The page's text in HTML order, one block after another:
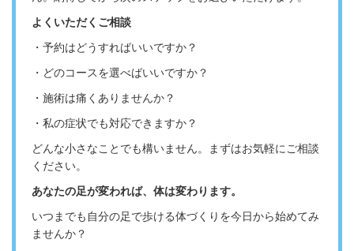
よくいただくご相談
・予約はどうすればいいですか？
・どのコースを選べばいいですか？
・施術は痛くありませんか？
・私の症状でも対応できますか？
どんな小さなことでも構いません。
まずはお気軽にご相談
ください。
あなたの足が変われば、体は変わります。
いつまでも自分の足で歩ける体づくりを今日から始めてみ
ませんか？